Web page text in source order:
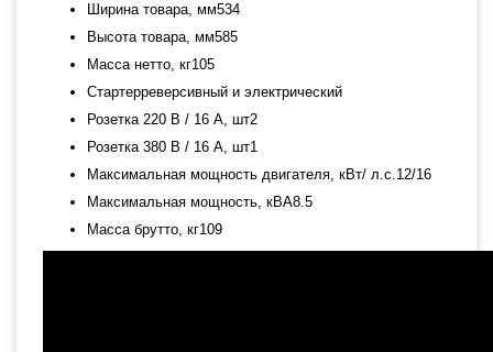
Ширина товара, мм534
Высота товара, мм585
Масса нетто, кг105
Стартерреверсивный и электрический
Розетка 220 В / 16 А, шт2
Розетка 380 В / 16 А, шт1
Максимальная мощность двигателя, кВт/ л.с.12/16
Максимальная мощность, кВА8.5
Масса брутто, кг109